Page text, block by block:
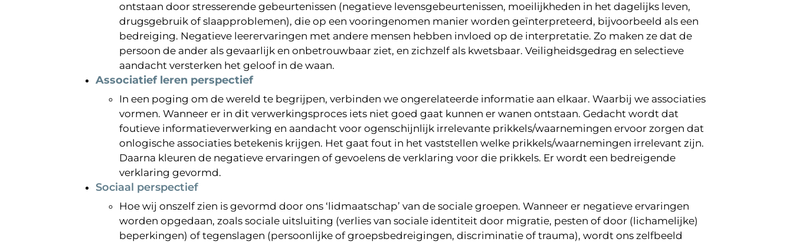
ontstaan door stresserende gebeurtenissen (negatieve levensgebeurtenissen, moeilijkheden in het dagelijks leven,
drugsgebruik of slaapproblemen), die op een vooringenomen manier worden geïnterpreteerd, bijvoorbeeld als een
bedreiging. Negatieve leerervaringen met andere mensen hebben invloed op de interpretatie. Zo maken ze dat de
persoon de ander als gevaarlijk en onbetrouwbaar ziet, en zichzelf als kwetsbaar. Veiligheidsgedrag en selectieve
aandacht versterken het geloof in de waan.
Associatief leren perspectief
In een poging om de wereld te begrijpen, verbinden we ongerelateerde informatie aan elkaar. Waarbij we associaties
vormen. Wanneer er in dit verwerkingsproces iets niet goed gaat kunnen er wanen ontstaan. Gedacht wordt dat
foutieve informatieverwerking en aandacht voor ogenschijnlijk irrelevante prikkels/waarnemingen ervoor zorgen dat
onlogische associaties betekenis krijgen. Het gaat fout in het vaststellen welke prikkels/waarnemingen irrelevant zijn.
Daarna kleuren de negatieve ervaringen of gevoelens de verklaring voor die prikkels. Er wordt een bedreigende
verklaring gevormd.
Sociaal perspectief
Hoe wij onszelf zien is gevormd door ons ‘lidmaatschap’ van de sociale groepen. Wanneer er negatieve ervaringen
worden opgedaan, zoals sociale uitsluiting (verlies van sociale identiteit door migratie, pesten of door (lichamelijke)
beperkingen) of tegenslagen (persoonlijke of groepsbedreigingen, discriminatie of trauma), wordt ons zelfbeeld